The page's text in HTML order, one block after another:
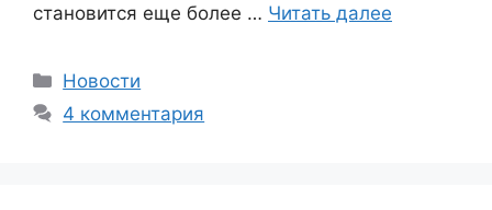
становится еще более … Читать далее
Рубрики
Новости
4 комментария